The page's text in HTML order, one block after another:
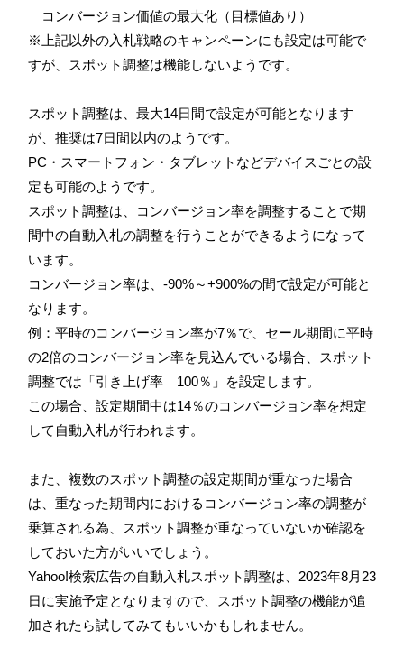
コンバージョン価値の最大化（目標値あり）
※上記以外の入札戦略のキャンペーンにも設定は可能で
すが、スポット調整は機能しないようです。
スポット調整は、最大14日間で設定が可能となります
が、推奨は7日間以内のようです。
PC・スマートフォン・タブレットなどデバイスごとの設
定も可能のようです。
スポット調整は、コンバージョン率を調整することで期
間中の自動入札の調整を行うことができるようになって
います。
コンバージョン率は、-90%～+900%の間で設定が可能と
なります。
例： 平時のコンバージョン率が7％で、セール期間に平時
の2倍のコンバージョン率を見込んでいる場合、スポット
調整では 「引き上げ率 100％」
を設定します。
この場合、設定期間中は14％のコンバージョン率を想定
して自動入札が行われます。
また、複数のスポット調整の設定期間が重なった場合
は、重なった期間内におけるコンバージョン率の調整が
乗算される為、スポット調整が重なっていないか確認を
しておいた方がいいでしょう。
Yahoo!検索広告の自動入札スポット調整は、2023年8月23
日に実施予定となりますので、スポット調整の機能が追
加されたら試してみてもいいかもしれません。